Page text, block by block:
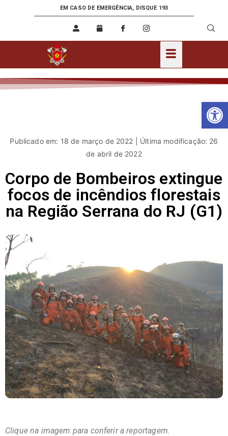
EM CASO DE EMERGÊNCIA, DISQUE 193
Publicado em: 18 de março de 2022 | Última modificação: 26
de abril de 2022
Corpo de Bombeiros extingue
focos de incêndios florestais
na Região Serrana do RJ (G1)
Clique na imagem para conferir a reportagem.